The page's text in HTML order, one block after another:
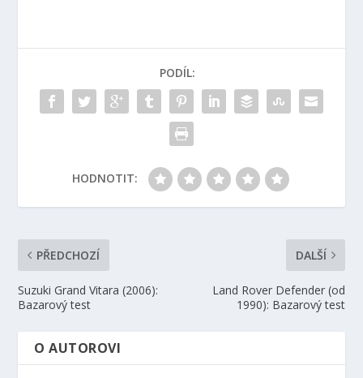
PODÍL:
HODNOTIT:
PŘEDCHOZÍ
Suzuki Grand Vitara (2006):
Bazarový test
DALŠÍ
Land Rover Defender (od
1990): Bazarový test
O AUTOROVI